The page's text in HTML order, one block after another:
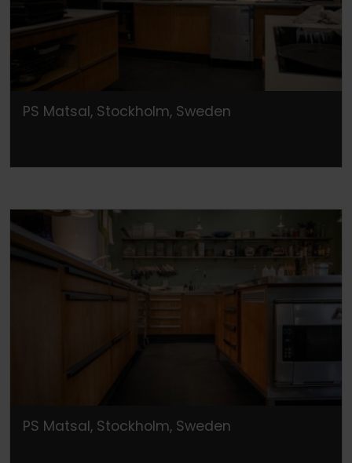
PS Matsal, Stockholm, Sweden
PS Matsal, Stockholm, Sweden